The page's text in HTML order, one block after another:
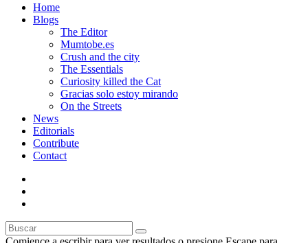
Home
Blogs
The Editor
Mumtobe.es
Crush and the city
The Essentials
Curiosity killed the Cat
Gracias solo estoy mirando
On the Streets
News
Editorials
Contribute
Contact